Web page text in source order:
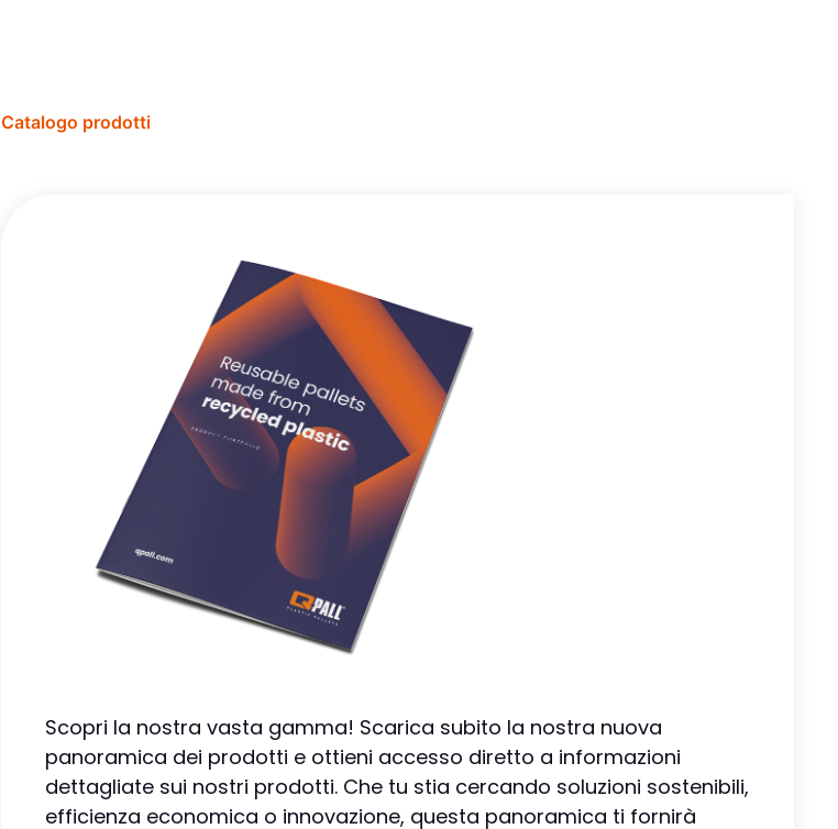
Catalogo prodotti
Scopri la nostra vasta gamma! Scarica subito la nostra nuova
panoramica dei prodotti e ottieni accesso diretto a informazioni
dettagliate sui nostri prodotti. Che tu stia cercando soluzioni sostenibili,
efficienza economica o innovazione, questa panoramica ti fornirà